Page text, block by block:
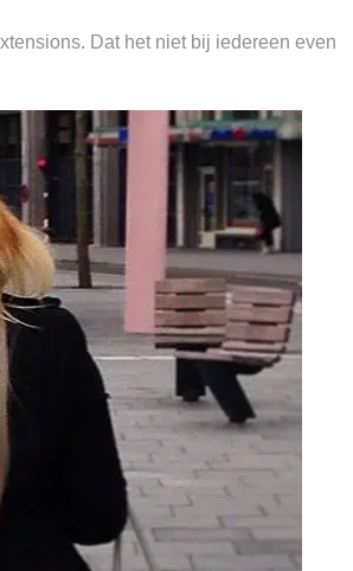
Dat het niet bij iedereen even